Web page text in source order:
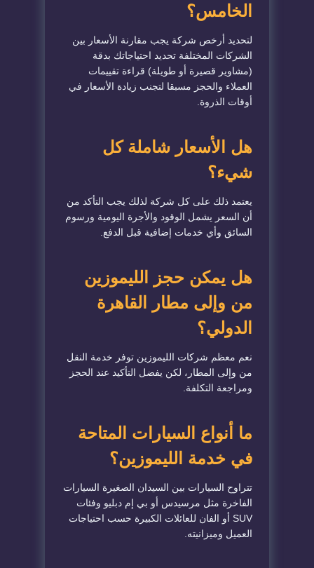
الخامس؟
لتحديد أرخص شركة يجب مقارنة الأسعار بين
الشركات المختلفة تحديد احتياجاتك بدقة
(مشاوير قصيرة أو طويلة) قراءة تقييمات
العملاء والحجز مسبقا لتجنب زيادة الأسعار في
أوقات الذروة.
هل الأسعار شاملة كل
شيء؟
يعتمد ذلك على كل شركة لذلك يجب التأكد من
أن السعر يشمل الوقود والأجرة اليومية ورسوم
السائق وأي خدمات إضافية قبل الدفع.
هل يمكن حجز الليموزين
من وإلى مطار القاهرة
الدولي؟
نعم معظم شركات الليموزين توفر خدمة النقل
من وإلى المطار، لكن يفضل التأكيد عند الحجز
ومراجعة التكلفة.
ما أنواع السيارات المتاحة
في خدمة الليموزين؟
تتراوح السيارات بين السيدان الصغيرة السيارات
الفاخرة مثل مرسيدس أو بي إم دبليو وفئات
SUV أو الفان للعائلات الكبيرة حسب احتياجات
العميل وميزانيته.